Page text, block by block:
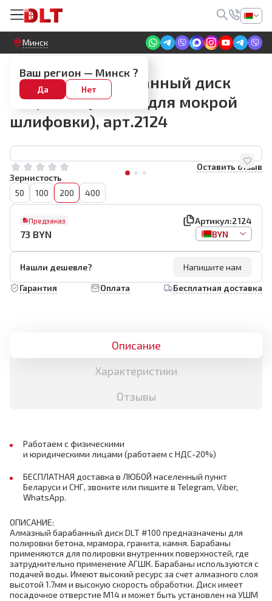
Круглосуточный! Прием заявок на сайте
Минск
Ваш регион — Минск ?
Да Нет
АГШК #200
Алмазный барабанный диск
DLT, #200 (только для мокрой
шлифовки), арт.2124
Оставить отзыв
Зернистость
50
100 200 400
Предзаказ Артикул:2124
73 BYN BYN
Нашли дешевле?
Напишите нам
Гарантия
Оплата Бесплатная доставка
Описание
Характеристики
Отзывы
Работаем с физическими
и юридическими лицами (работаем с НДС-20%)
БЕСПЛАТНАЯ доставка в ЛЮБОЙ населенный пункт
Беларуси и СНГ, звоните или пишите в Telegram, Viber,
WhatsApp.
ОПИСАНИЕ:
Алмазный барабанный диск DLT #100 предназначены для
полировки бетона, мрамора, гранита, камня. Барабаны
применяются для полировки внутренних поверхностей, где
затруднительно применение АГШК. Барабаны используются с
подачей воды. Имеют высокий ресурс за счет алмазного слоя
высотой 1.7мм и высокую скорость обработки. Диск имеет
посадочное отверстие М14 и может быть установлен на УШМ